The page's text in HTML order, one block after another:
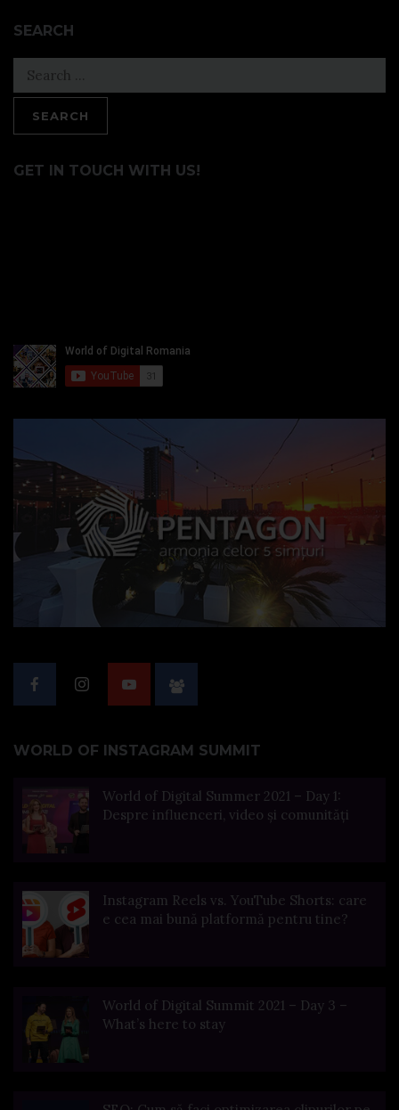
SEARCH
for:
GET IN TOUCH WITH US!
WORLD OF INSTAGRAM SUMMIT
World of Digital Summer 2021 – Day 1:
Despre influenceri, video și comunități
Instagram Reels vs. YouTube Shorts: care
e cea mai bună platformă pentru tine?
World of Digital Summit 2021 – Day 3 –
What’s here to stay